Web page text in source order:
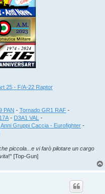
25 - F/A-22 Raptor
PAN - Tornado GR1 RAF -
- D3A1 VAL -
Anni Gruppi Caccia - Eurofighter -
piccola...e vi farò pilotare un cargo
!" [Top-Gun]